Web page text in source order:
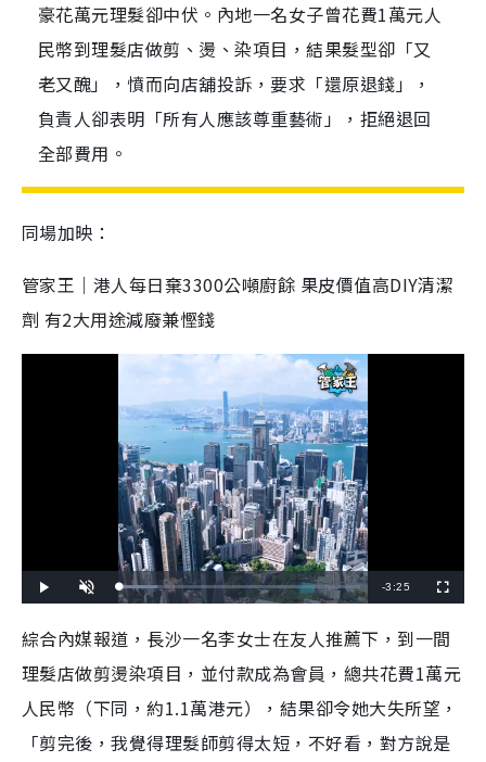
豪花萬元理髮卻中伏。內地一名女子曾花費1萬元人
民幣到理髮店做剪、燙、染項目，結果髮型卻「又
老又醜」，憤而向店舖投訴，要求「還原退錢」，
負責人卻表明「所有人應該尊重藝術」，拒絕退回
全部費用。
同場加映：
管家王｜港人每日棄3300公噸廚餘 果皮價值高DIY清潔
劑 有2大用途減廢兼慳錢
l
n
t
e
L
o
d
1
5
0
R
a
i
n
-3:25
u
e
e
綜合內媒報道，長沙一名李女士在友人推薦下，到一間
理髮店做剪燙染項目，並付款成為會員，總共花費1萬元
人民幣（下同，約1.1萬港元），結果卻令她大失所望，
「剪完後，我覺得理髮師剪得太短，不好看，對方說是